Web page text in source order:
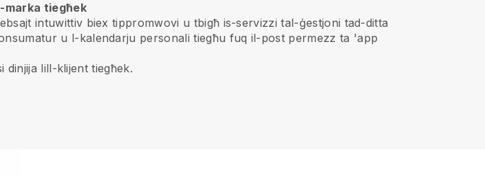
marka tiegħek
intuwittiv biex tippromwovi u tbigħ is-servizzi tal-ġestjoni tad-ditta
u l-kalendarju personali tiegħu fuq il-post permezz ta 'app
lill-klijent tiegħek.